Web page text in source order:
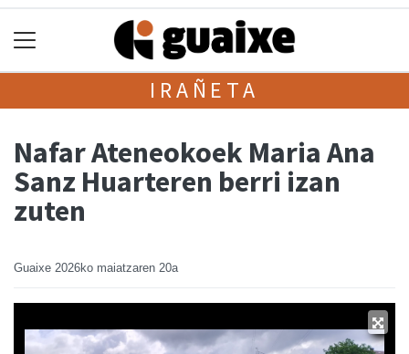
IRAÑETA
Nafar Ateneokoek Maria Ana
Sanz Huarteren berri izan
zuten
Guaixe 2026ko maiatzaren 20a